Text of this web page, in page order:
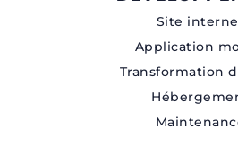
Site
Application
Transformation